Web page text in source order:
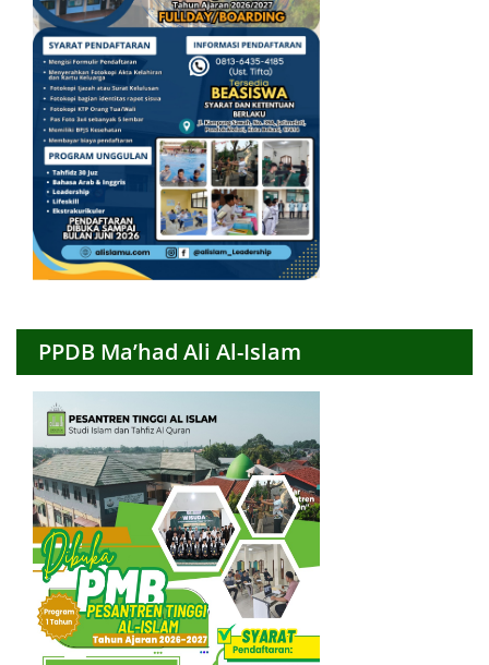
PPDB Ma’had Ali Al-Islam